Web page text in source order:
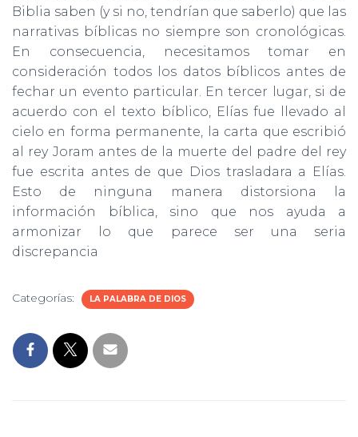
Biblia saben (y si no, tendrían que saberlo) que las
narrativas bíblicas no siempre son cronológicas.
En consecuencia, necesitamos tomar en
consideración todos los datos bíblicos antes de
fechar un evento particular. En tercer lugar, si de
acuerdo con el texto bíblico, Elías fue llevado al
cielo en forma permanente, la carta que escribió
al rey Joram antes de la muerte del padre del rey
fue escrita antes de que Dios trasladara a Elías.
Esto de ninguna manera distorsiona la
información bíblica, sino que nos ayuda a
armonizar lo que parece ser una seria
discrepancia
Categorías: LA PALABRA DE DIOS